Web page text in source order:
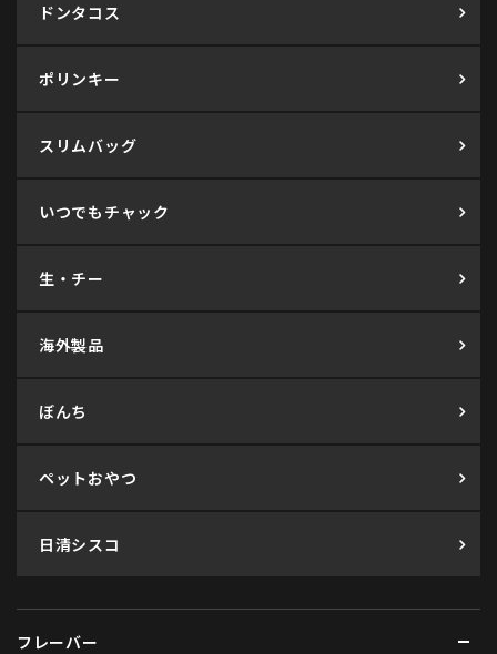
ドンタコス
ポリンキー
スリムバッグ
いつでもチャック
生・チー
海外製品
ぼんち
ペットおやつ
日清シスコ
フレーバー